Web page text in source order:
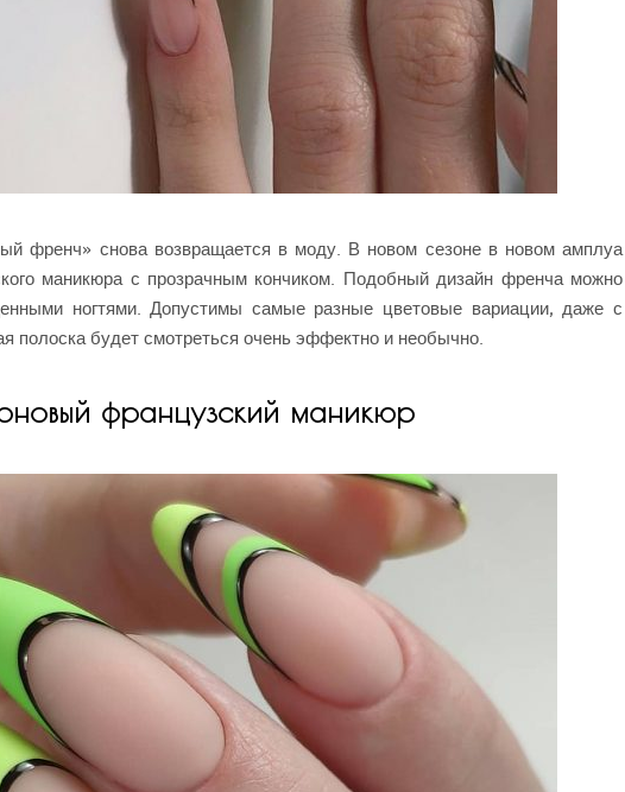
френч» снова возвращается в моду. В новом сезоне в новом амплуа
маникюра с прозрачным кончиком. Подобный дизайн френча можно
ногтями. Допустимы самые разные цветовые вариации, даже с
полоска будет смотреться очень эффектно и необычно.
французский маникюр